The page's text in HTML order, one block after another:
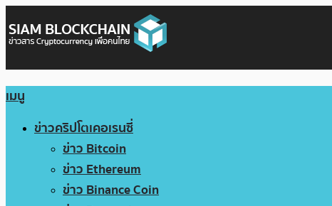
เมนู
ข่าวคริปโตเคอเรนซี่
ข่าว Bitcoin
ข่าว Ethereum
ข่าว Binance Coin